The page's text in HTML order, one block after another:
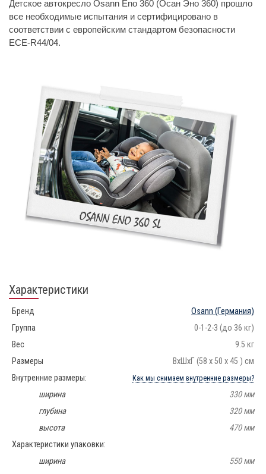
Детское автокресло Osann Eno 360 (Осан Эно 360) прошло
все необходимые испытания и сертифицировано в
соответствии с европейским стандартом безопасности
ECE-R44/04.
Характеристики
Бренд Osann (Германия)
Группа
0-1-2-3 (до 36 кг)
Вес
9.5 кг
Размеры
ВхШхГ (58 х 50 х 45 ) см
Внутренние размеры:
Как мы снимаем внутренние размеры?
ширина
330 мм
глубина
320 мм
высота
470 мм
Характеристики упаковки:
ширина
550 мм